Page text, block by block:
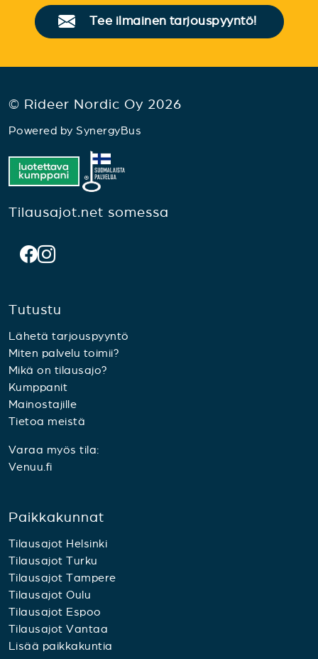
Tee ilmainen tarjouspyyntö!
© Rideer Nordic Oy 2026
Powered by SynergyBus
Tilausajot.net somessa
Tutustu
Lähetä tarjouspyyntö
Miten palvelu toimii?
Mikä on tilausajo?
Kumppanit
Mainostajille
Tietoa meistä
Varaa myös tila:
Venuu.fi
Paikkakunnat
Tilausajot Helsinki
Tilausajot Turku
Tilausajot Tampere
Tilausajot Oulu
Tilausajot Espoo
Tilausajot Vantaa
Lisää paikkakuntia